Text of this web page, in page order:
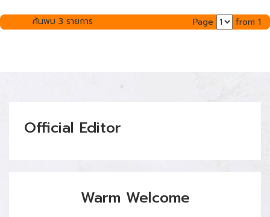
ค้นพบ 3 รายการ Page from 1
Official Editor
Warm Welcome